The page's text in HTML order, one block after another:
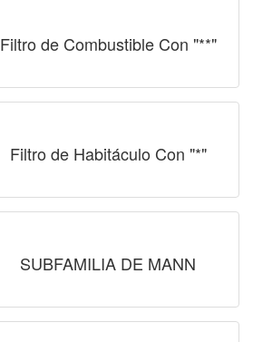
Filtro de Combustible Con "**"
Filtro de Habitáculo Con "*"
SUBFAMILIA DE MANN